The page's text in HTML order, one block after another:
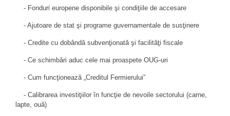
- Fonduri europene disponibile şi condiţiile de accesare
- Ajutoare de stat şi programe guvernamentale de susţinere
- Credite cu dobândă subvenţionată şi facilităţi fiscale
- Ce schimbări aduc cele mai proaspete OUG-uri
- Cum funcţionează „Creditul Fermierului”
- Calibrarea investiţiilor în funcţie de nevoile sectorului (carne,
lapte, ouă)